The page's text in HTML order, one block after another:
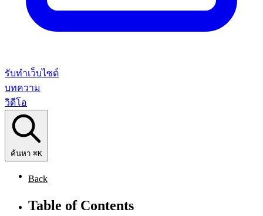
รับทำเว็บไซต์
บทความ
วิดีโอ
ค้นหา ⌘K
Back
Table of Contents